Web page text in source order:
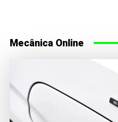
Mecânica Online